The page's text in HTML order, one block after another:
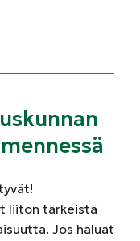
liiton tärkeistä
Jos haluat